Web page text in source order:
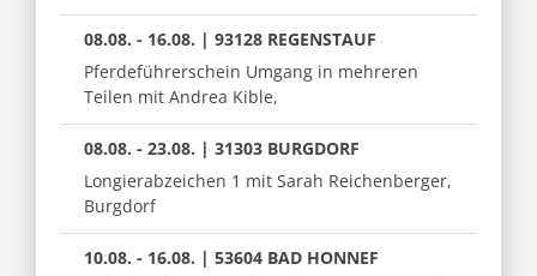
08.08. - 16.08. | 93128 REGENSTAUF
Pferdeführerschein Umgang in mehreren
Teilen mit Andrea Kible,
08.08. - 23.08. | 31303 BURGDORF
Longierabzeichen 1 mit Sarah Reichenberger,
Burgdorf
10.08. - 16.08. | 53604 BAD HONNEF